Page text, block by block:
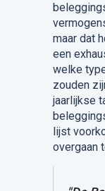
maar dat
een
welke
zouden
jaarlijkse
lijst
overgaan